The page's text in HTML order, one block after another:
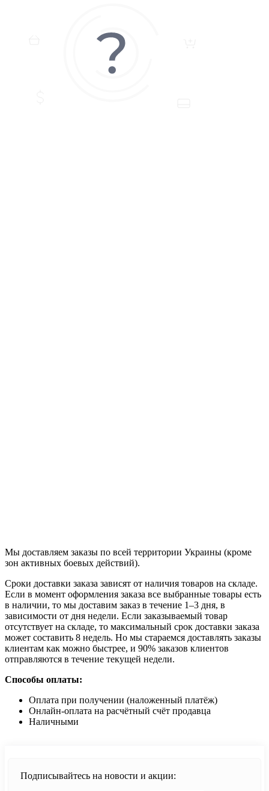
Мы доставляем заказы по всей территории Украины (кроме
зон активных боевых действий).
Сроки доставки заказа зависят от наличия товаров на складе.
Если в момент оформления заказа все выбранные товары есть
в наличии, то мы доставим заказ в течение 1–3 дня, в
зависимости от дня недели. Если заказываемый товар
отсутствует на складе, то максимальный срок доставки заказа
может составить 8 недель. Но мы стараемся доставлять заказы
клиентам как можно быстрее, и 90% заказов клиентов
отправляются в течение текущей недели.
Способы оплаты:
Оплата при получении (наложенный платёж)
Онлайн-оплата на расчётный счёт продавца
Наличными
Подписывайтесь на новости и акции: